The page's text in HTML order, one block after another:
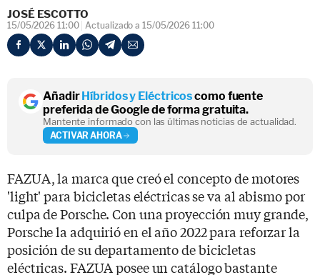
JOSÉ ESCOTTO
15/05/2026 11:00 Actualizado a 15/05/2026 11:00
AñadirHíbridos y Eléctricoscomo fuente
preferida de Google de forma gratuita.
Mantente informado con las últimas noticias de actualidad.
ACTIVAR AHORA
FAZUA, la marca que creó el concepto de motores
'light' para bicicletas eléctricas se va al abismo por
culpa de Porsche. Con una proyección muy grande,
Porsche la adquirió en el año 2022 para reforzar la
posición de su departamento de bicicletas
eléctricas. FAZUA posee un catálogo bastante